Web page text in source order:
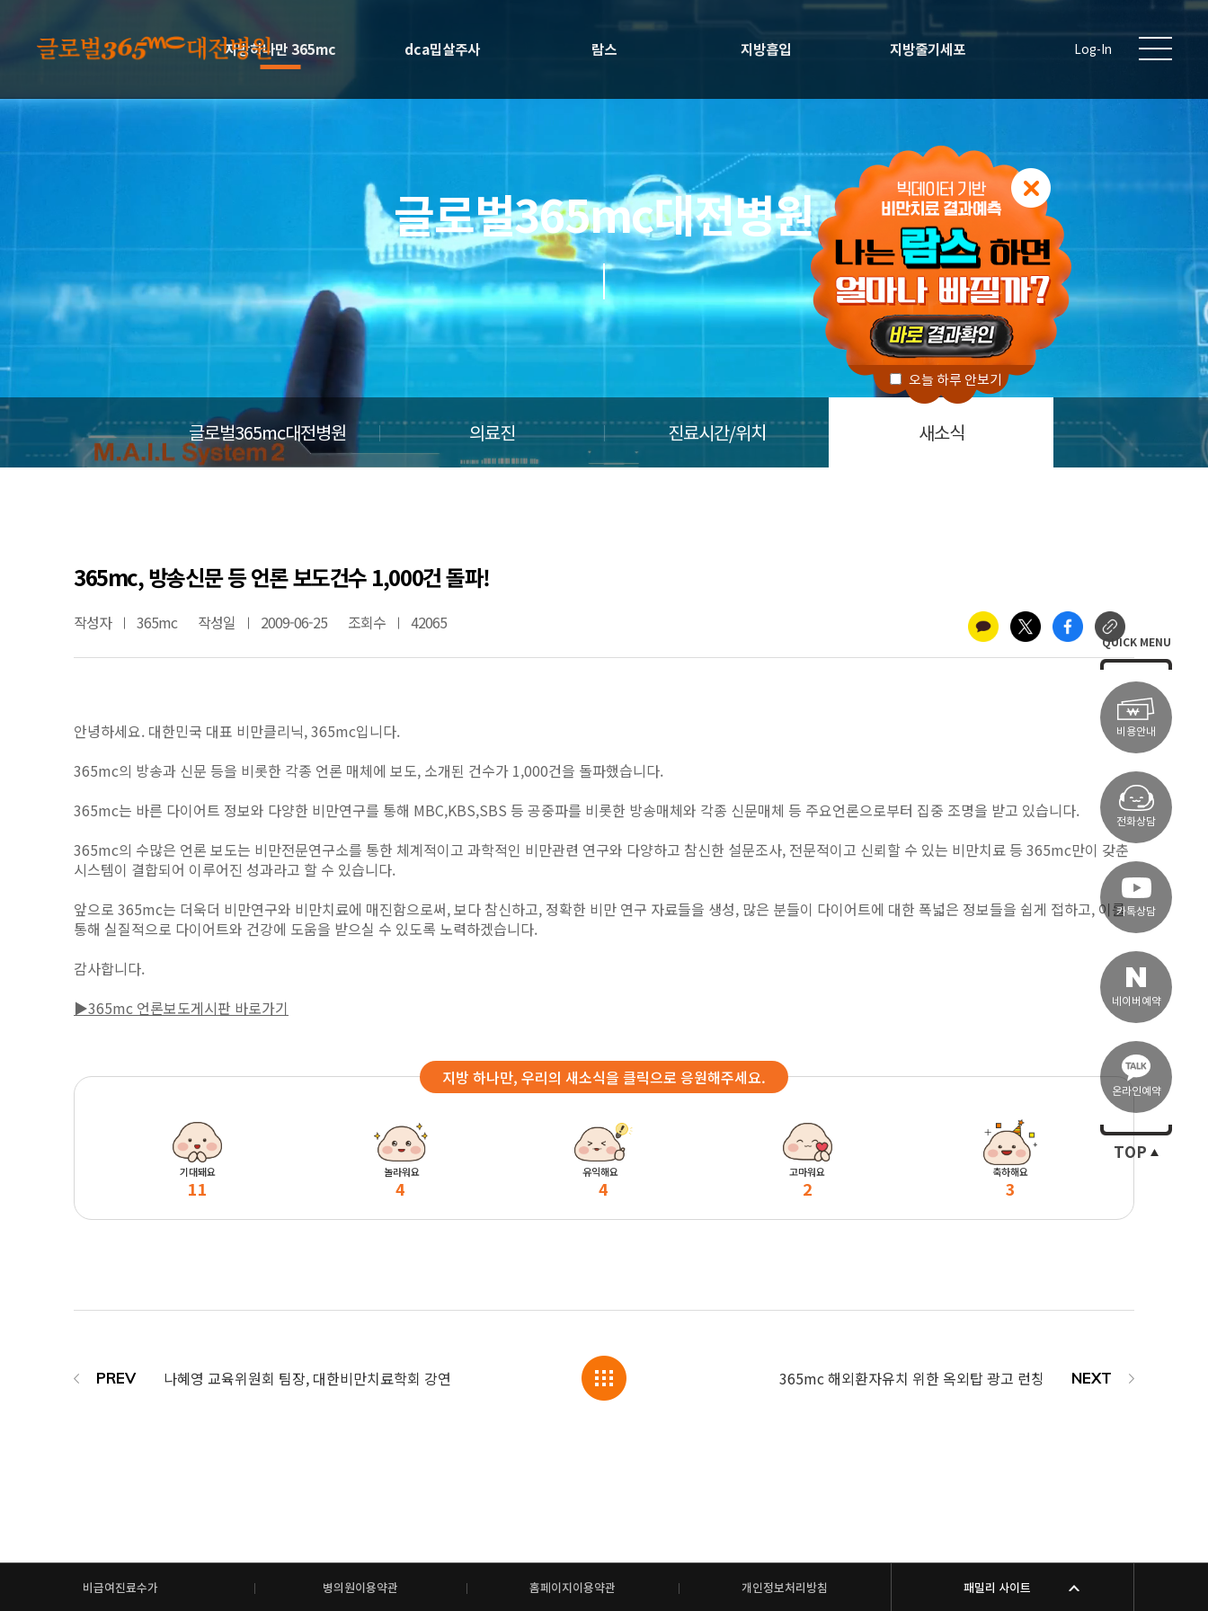
지방하나만 365mc dca밉살주사 람스 지방흡입 지방줄기세포 Log-In
글로벌365mc대전병원
글로벌365mc대전병원 의료진 진료시간/위치 새소식
365mc, 방송신문 등 언론 보도건수 1,000건 돌파!
작성자 365mc 작성일 2009-06-25 조회수 42065
안녕하세요. 대한민국 대표 비만클리닉, 365mc입니다.
365mc의 방송과 신문 등을 비롯한 각종 언론 매체에 보도, 소개된 건수가 1,000건을 돌파했습니다.
365mc는 바른 다이어트 정보와 다양한 비만연구를 통해 MBC,KBS,SBS 등 공중파를 비롯한 방송매체와 각종 신문매체 등 주요언론으로부터 집중 조명을 받고 있습니다.
365mc의 수많은 언론 보도는 비만전문연구소를 통한 체계적이고 과학적인 비만관련 연구와 다양하고 참신한 설문조사, 전문적이고 신뢰할 수 있는 비만치료 등 365mc만이 갖춘
시스템이 결합되어 이루어진 성과라고 할 수 있습니다.
앞으로 365mc는 더욱더 비만연구와 비만치료에 매진함으로써, 보다 참신하고, 정확한 비만 연구 자료들을 생성, 많은 분들이 다이어트에 대한 폭넓은 정보들을 쉽게 접하고, 이를
통해 실질적으로 다이어트와 건강에 도움을 받으실 수 있도록 노력하겠습니다.
감사합니다.
▶365mc 언론보도게시판 바로가기
지방 하나만, 우리의 새소식을 클릭으로 응원해주세요.
기대돼요
11
놀라워요
4
유익해요
4
고마워요
2
축하해요
3
나혜영 교육위원회 팀장, 대한비만치료학회 강연 365mc 해외환자유치 위한 옥외탑 광고 런칭
QUICK MENU
비용안내
전화상담
카톡상담
네이버예약
온라인예약
TOP
오늘 하루 안보기
비급여진료수가 병의원이용약관 홈페이지이용약관 개인정보처리방침 패밀리 사이트